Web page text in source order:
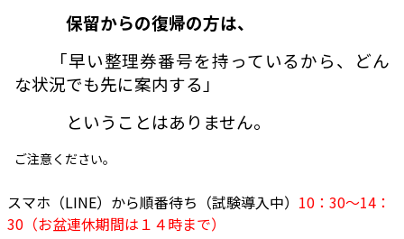
保留からの復帰の方は、
「早い整理券番号を持っているから、どん
な状況でも先に案内する」
ということはありません。
ご注意ください。
スマホ（LINE）から順番待ち（試験導入中） 10：30～14：
30（お盆連休期間は１４時まで）